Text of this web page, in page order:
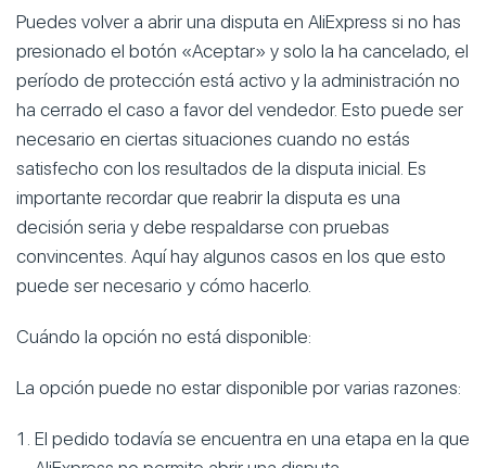
Puedes volver a abrir una disputa en AliExpress si no has
presionado el botón «Aceptar» y solo la ha cancelado, el
período de protección está activo y la administración no
ha cerrado el caso a favor del vendedor. Esto puede ser
necesario en ciertas situaciones cuando no estás
satisfecho con los resultados de la disputa inicial. Es
importante recordar que reabrir la disputa es una
decisión seria y debe respaldarse con pruebas
convincentes. Aquí hay algunos casos en los que esto
puede ser necesario y cómo hacerlo.
Cuándo la opción no está disponible:
La opción puede no estar disponible por varias razones:
El pedido todavía se encuentra en una etapa en la que